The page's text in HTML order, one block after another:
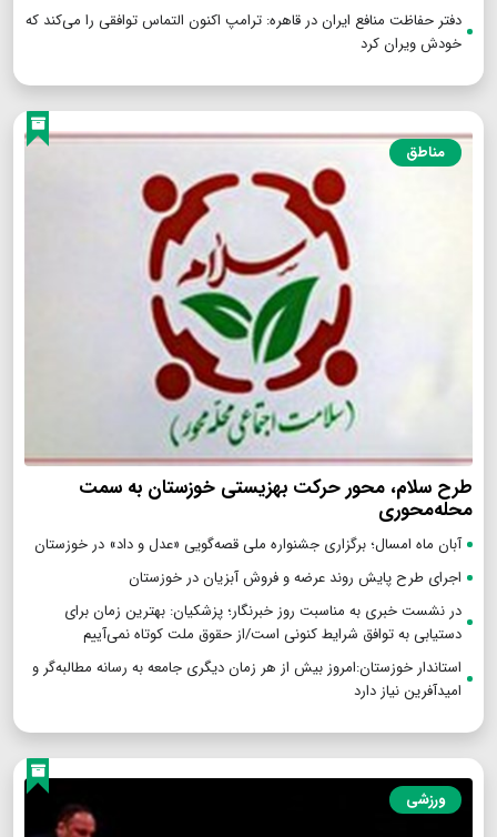
دفتر حفاظت منافع ایران در قاهره: ترامپ اکنون التماس توافقی را می‌کند که
خودش ویران کرد
مناطق
طرح سلام، محور حرکت بهزیستی خوزستان به سمت
محله‌محوری
آبان ماه امسال؛ برگزاری جشنواره ملی قصه‌گویی «عدل و داد» در خوزستان
اجرای طرح پایش روند عرضه و فروش آبزیان در خوزستان
در نشست خبری به مناسبت روز خبرنگار؛ پزشکیان‌: بهترین زمان برای
دستیابی به توافق شرایط کنونی است/از حقوق ملت کوتاه نمی‌آییم
استاندار خوزستان:امروز بیش از هر زمان دیگری جامعه به رسانه مطالبه‌گر و
امیدآفرین نیاز دارد
ورزشی